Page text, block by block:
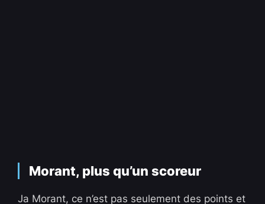
Morant, plus qu’un scoreur
Ja Morant, ce n’est pas seulement des points et